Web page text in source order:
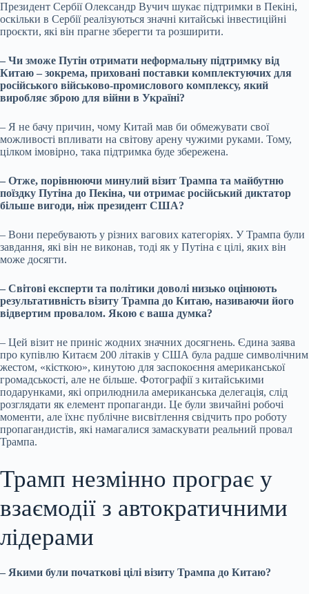
Президент Сербії Олександр Вучич шукає підтримки в Пекіні,
оскільки в Сербії реалізуються значні китайські інвестиційні
проєкти, які він прагне зберегти та розширити.
– Чи зможе Путін отримати неформальну підтримку від
Китаю – зокрема, приховані поставки комплектуючих для
російського військово-промислового комплексу, який
виробляє зброю для війни в Україні?
– Я не бачу причин, чому Китай мав би обмежувати свої
можливості впливати на світову арену чужими руками. Тому,
цілком імовірно, така підтримка буде збережена.
– Отже, порівнюючи минулий візит Трампа та майбутню
поїздку Путіна до Пекіна, чи отримає російський диктатор
більше вигоди, ніж президент США?
– Вони перебувають у різних вагових категоріях. У Трампа були
завдання, які він не виконав, тоді як у Путіна є цілі, яких він
може досягти.
– Світові експерти та політики доволі низько оцінюють
результативність візиту Трампа до Китаю, називаючи його
відвертим провалом. Якою є ваша думка?
– Цей візит не приніс жодних значних досягнень. Єдина заява
про купівлю Китаєм 200 літаків у США була радше символічним
жестом, «кісткою», кинутою для заспокоєння американської
громадськості, але не більше. Фотографії з китайськими
подарунками, які оприлюднила американська делегація, слід
розглядати як елемент пропаганди. Це були звичайні робочі
моменти, але їхнє публічне висвітлення свідчить про роботу
пропагандистів, які намагалися замаскувати реальний провал
Трампа.
Трамп незмінно програє у
взаємодії з автократичними
лідерами
– Якими були початкові цілі візиту Трампа до Китаю?